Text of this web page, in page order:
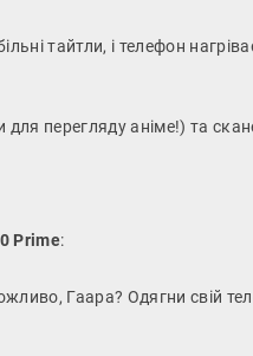
тайтли, і телефон
перегляду аніме!) та
Prime:
Гаара? Одягни свій